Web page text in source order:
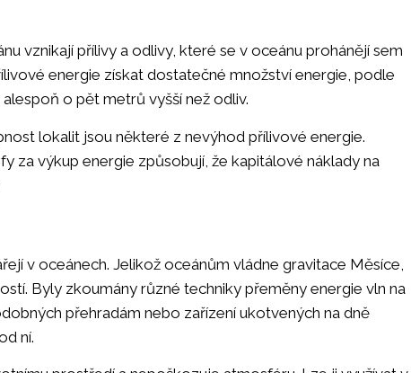
vznikají přílivy a odlivy, které se v oceánu prohánějí sem
energie získat dostatečné množství energie, podle
o pět metrů vyšší než odliv.
lokalit jsou některé z nevýhod přílivové energie.
za výkup energie způsobují, že kapitálové náklady na
v oceánech. Jelikož oceánům vládne gravitace Měsíce,
Byly zkoumány různé techniky přeměny energie vln na
přehradám nebo zařízení ukotvených na dně
ní.